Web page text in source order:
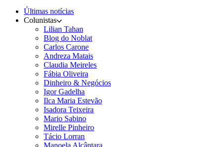
Últimas notícias
Colunistas
Lilian Tahan
Blog do Noblat
Carlos Carone
Andreza Matais
Claudia Meireles
Fábia Oliveira
Dinheiro & Negócios
Igor Gadelha
Ilca Maria Estevão
Isadora Teixeira
Mario Sabino
Mirelle Pinheiro
Tácio Lorran
Manoela Alcântara